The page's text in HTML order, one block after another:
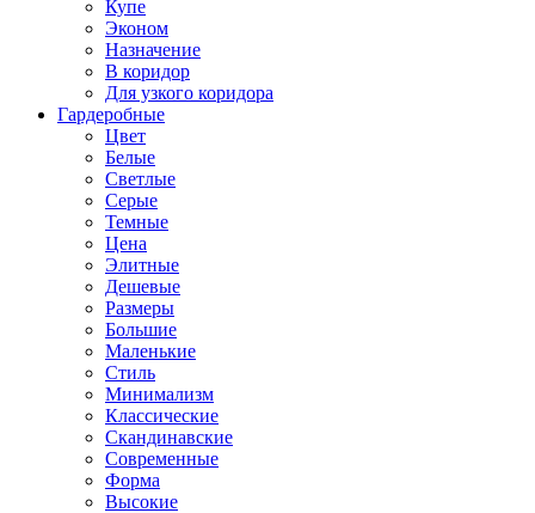
Купе
Эконом
Назначение
В коридор
Для узкого коридора
Гардеробные
Цвет
Белые
Светлые
Серые
Темные
Цена
Элитные
Дешевые
Размеры
Большие
Маленькие
Стиль
Минимализм
Классические
Скандинавские
Современные
Форма
Высокие